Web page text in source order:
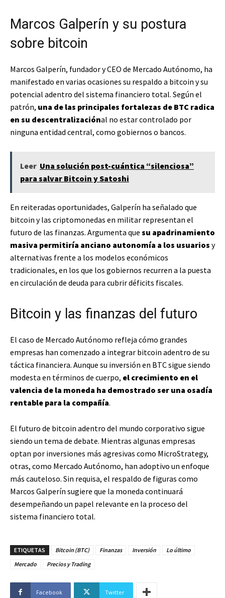
Marcos Galperín y su postura
sobre bitcoin
Marcos Galperín, fundador y CEO de Mercado Autónomo, ha
manifestado en varias ocasiones su respaldo a bitcoin y su
potencial adentro del sistema financiero total. Según el
patrón, una de las principales fortalezas de BTC radica
en su descentralizaciónal no estar controlado por
ninguna entidad central, como gobiernos o bancos.
Leer Una solución post-cuántica “silenciosa”
para salvar Bitcoin y Satoshi
En reiteradas oportunidades, Galperín ha señalado que
bitcoin y las criptomonedas en militar representan el
futuro de las finanzas. Argumenta que su apadrinamiento
masiva permitiría anciano autonomía a los usuarios y
alternativas frente a los modelos económicos
tradicionales, en los que los gobiernos recurren a la puesta
en circulación de deuda para cubrir déficits fiscales.
Bitcoin y las finanzas del futuro
El caso de Mercado Autónomo refleja cómo grandes
empresas han comenzado a integrar bitcoin adentro de su
táctica financiera. Aunque su inversión en BTC sigue siendo
modesta en términos de cuerpo, el crecimiento en el
valencia de la moneda ha demostrado ser una osadía
rentable para la compañía.
El futuro de bitcoin adentro del mundo corporativo sigue
siendo un tema de debate. Mientras algunas empresas
optan por inversiones más agresivas como MicroStrategy,
otras, como Mercado Autónomo, han adoptivo un enfoque
más cauteloso. Sin requisa, el respaldo de figuras como
Marcos Galperín sugiere que la moneda continuará
desempeñando un papel relevante en la proceso del
sistema financiero total.
ETIQUETAS Bitcoin (BTC) Finanzas Inversión
Lo último
Mercado
Precios y Trading
Facebook Twitter